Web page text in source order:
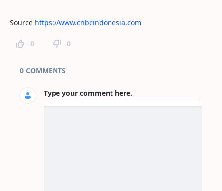
Source https://www.cnbcindonesia.com
0 0
Page Comments
0 COMMENTS
Type your comment here.